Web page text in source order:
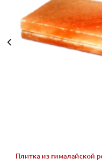
Плитка из гималайской